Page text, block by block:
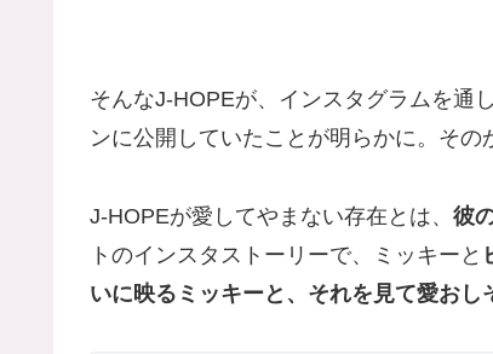
そんなJ-HOPEが、インスタグラムを通し
ンに公開していたことが明らかに。その
J-HOPEが愛してやまない存在とは、 彼
トのインスタストーリーで、ミッキーと
いに映るミッキーと、それを見て愛おし